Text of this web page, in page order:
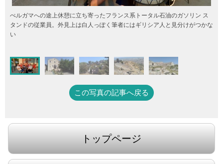
ぺルガマへの途上休憩に立ち寄ったフランス系トータル石油のガソリン ス
タンドの従業員。外見上は白人っぽく筆者にはギリシア人と見分けがつかな
い
この写真の記事へ戻る
トップページ